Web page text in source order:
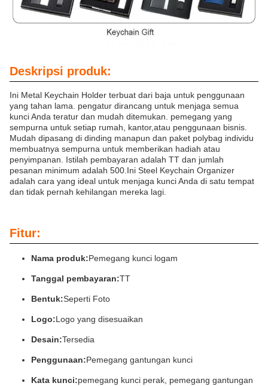
Deskripsi produk:
Ini Metal Keychain Holder terbuat dari baja untuk penggunaan
yang tahan lama. pengatur dirancang untuk menjaga semua
kunci Anda teratur dan mudah ditemukan. pemegang yang
sempurna untuk setiap rumah, kantor,atau penggunaan bisnis.
Mudah dipasang di dinding manapun dan paket polybag individu
membuatnya sempurna untuk memberikan hadiah atau
penyimpanan. Istilah pembayaran adalah TT dan jumlah
pesanan minimum adalah 500.Ini Steel Keychain Organizer
adalah cara yang ideal untuk menjaga kunci Anda di satu tempat
dan tidak pernah kehilangan mereka lagi.
Fitur:
Nama produk:Pemegang kunci logam
Tanggal pembayaran:TT
Bentuk:Seperti Foto
Logo:Logo yang disesuaikan
Desain:Tersedia
Penggunaan:Pemegang gantungan kunci
Kata kunci:pemegang kunci perak, pemegang gantungan